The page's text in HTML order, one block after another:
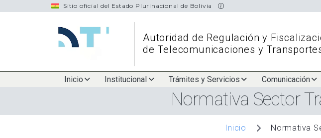
Sitio oficial del Estado Plurinacional de Bolivia
Autoridad de Regulación y
de Telecomunicaciones y
navigation
Inicio Institucional Trámites y Servicios Comunicación
navigation
Normativa Sector
Inicio Normativa